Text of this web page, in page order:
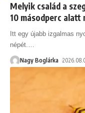
Melyik család a
10 másodperc alatt
Itt egy újabb izgalmas
népét.…
Nagy Boglárka